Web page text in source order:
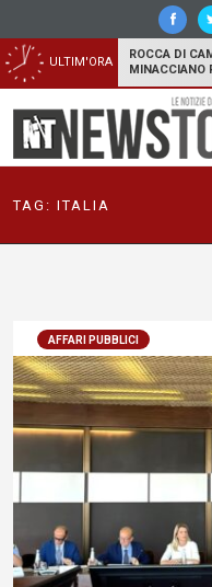
ULTIM'ORA
ROCCA DI
MINACCIANO
TAG: ITALIA
AFFARI PUBBLICI